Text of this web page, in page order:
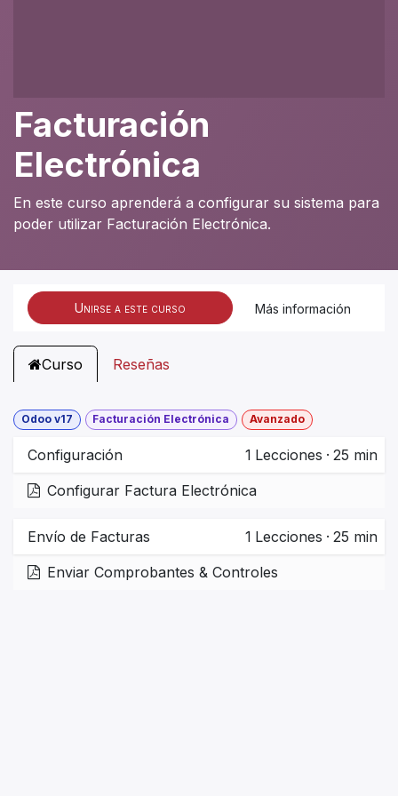
Facturación
Electrónica
En este curso aprenderá a configurar su sistema para
poder utilizar Facturación Electrónica.
Unirse a este curso Más información
Curso Reseñas
Odoo v17 Facturación Electrónica Avanzado
Configuración 1 Lecciones · 25 min
Configurar Factura Electrónica
Envío de Facturas 1 Lecciones · 25 min
Enviar Comprobantes & Controles